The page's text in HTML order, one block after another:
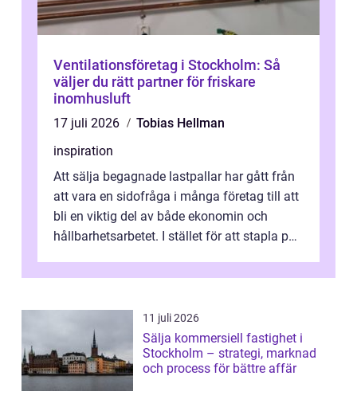
Ventilationsföretag i Stockholm: Så
väljer du rätt partner för friskare
inomhusluft
17 juli 2026
Tobias Hellman
inspiration
Att sälja begagnade lastpallar har gått från
att vara en sidofråga i många företag till att
bli en viktig del av både ekonomin och
hållbarhetsarbetet. I stället för att stapla pall
11 juli 2026
Sälja kommersiell fastighet i
Stockholm – strategi, marknad
och process för bättre affär